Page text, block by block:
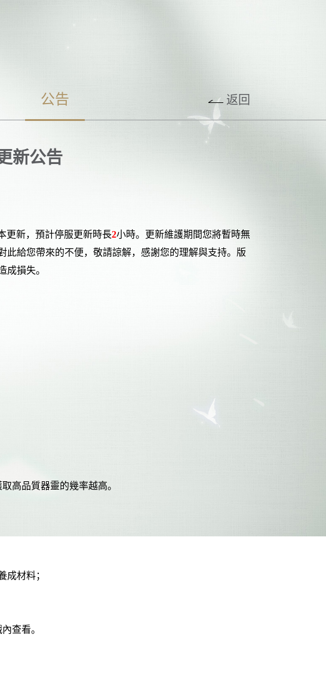
返回
公告
新公告
更新，預計停服更新時長2小時。更新維護期間您將暫時無
給您帶來的不便，敬請諒解，感謝您的理解與支持。版
成損失。
高品質器靈的幾率越高。
成材料；
查看。